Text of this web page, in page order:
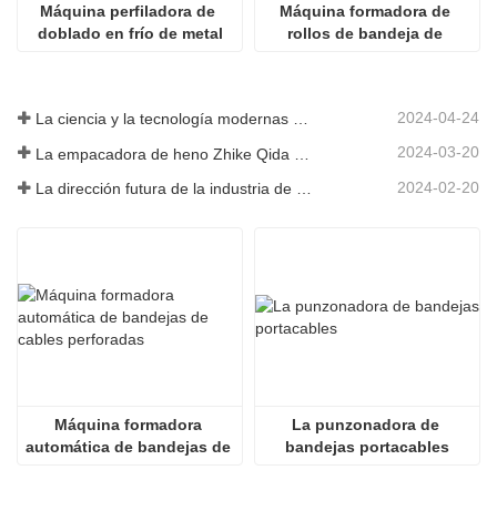
Máquina perfiladora de
doblado en frío de metal
Máquina formadora de
rollos de bandeja de
La ciencia y la tecnología modernas de China inyectan nueva vitalidad a la agricultura tradicional 2024-04-24
2024-03-20
2024-02-20
Máquina formadora
automática de bandejas de
La punzonadora de
bandejas portacables